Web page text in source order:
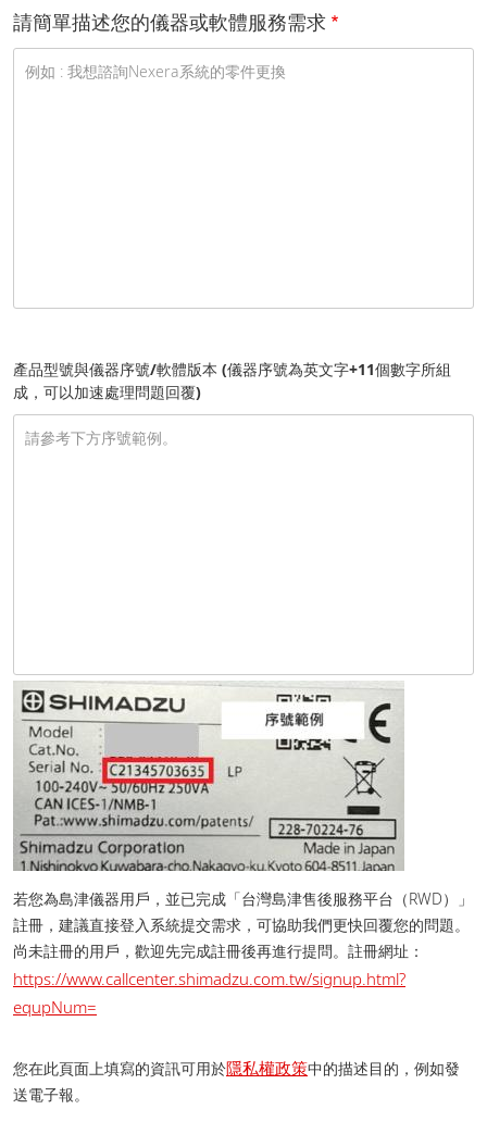
請簡單描述您的儀器或軟體服務需求
產品型號與儀器序號/軟體版本 (儀器序號為英文字+11個數字所組
成，可以加速處理問題回覆)
若您為島津儀器用戶，並已完成「台灣島津售後服務平台（RWD）」
註冊，建議直接登入系統提交需求，可協助我們更快回覆您的問題。
尚未註冊的用戶，歡迎先完成註冊後再進行提問。 註冊網址：
https://www.callcenter.shimadzu.com.tw/signup.html?
equpNum=
您在此頁面上填寫的資訊可用於隱私權政策中的描述目的，例如發
送電子報。